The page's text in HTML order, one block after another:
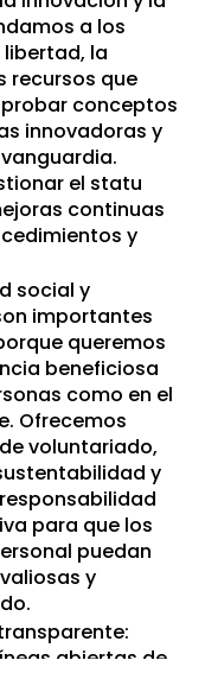
a los
la
recursos que
conceptos
innovadoras y
el statu
continuas
y
social y
importantes
queremos
beneficiosa
como en el
Ofrecemos
voluntariado,
y
para que los
puedan
y
abiertas de